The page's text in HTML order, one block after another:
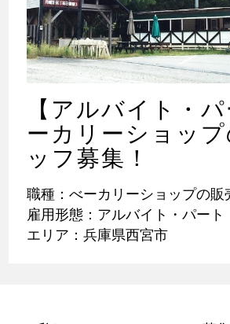
【アルバイト・
ーカリーショップ
ッフ募集！
職種：べーカリーショップの販
雇用形態：アルバイト・パート
エリア：兵庫県西宮市